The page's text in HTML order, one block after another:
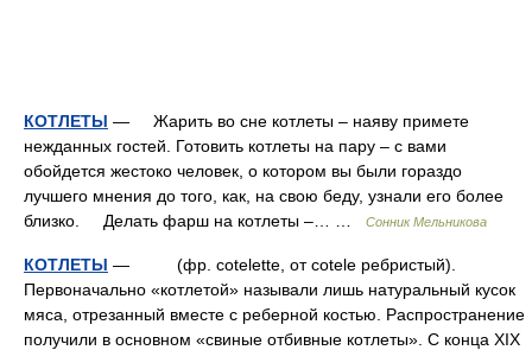
КОТЛЕТЫ — Жарить во сне котлеты – наяву примете
нежданных гостей. Готовить котлеты на пару – с вами
обойдется жестоко человек, о котором вы были гораздо
лучшего мнения до того, как, на свою беду, узнали его более
близко. Делать фарш на котлеты –… …
Сонник Мельникова
КОТЛЕТЫ — (фр. cotelette, от cotele ребристый).
Первоначально «котлетой» называли лишь натуральный кусок
мяса, отрезанный вместе с реберной костью. Распространение
получили в основном «свиные отбивные котлеты». С конца XIX